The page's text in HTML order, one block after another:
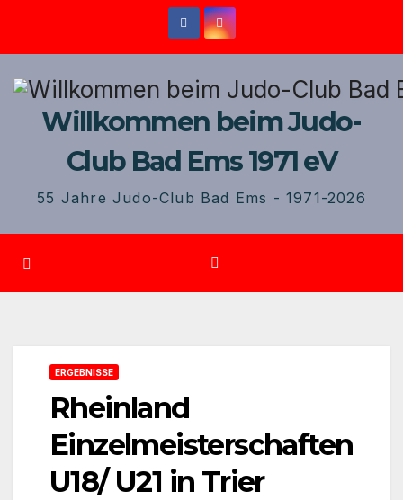
Willkommen beim Judo-
Club Bad Ems 1971 eV
55 Jahre Judo-Club Bad Ems - 1971-2026
ERGEBNISSE
Rheinland
Einzelmeisterschaften
U18/ U21 in Trier